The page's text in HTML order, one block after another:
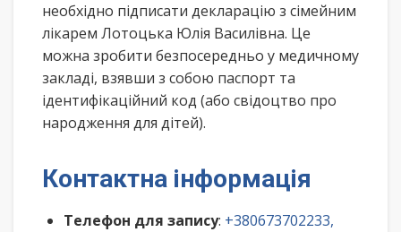
необхідно підписати декларацію з сімейним
лікарем Лотоцька Юлія Василівна. Це
можна зробити безпосередньо у медичному
закладі, взявши з собою паспорт та
ідентифікаційний код (або свідоцтво про
народження для дітей).
Контактна інформація
Телефон для запису: +380673702233,